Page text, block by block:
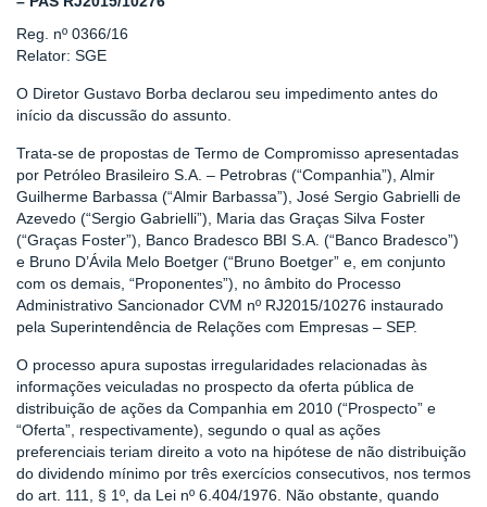
Reg. nº 0366/16
Relator: SGE
O Diretor Gustavo Borba declarou seu impedimento antes do
início da discussão do assunto.
Trata-se de propostas de Termo de Compromisso apresentadas
por Petróleo Brasileiro S.A. – Petrobras (“Companhia”), Almir
Guilherme Barbassa (“Almir Barbassa”), José Sergio Gabrielli de
Azevedo (“Sergio Gabrielli”), Maria das Graças Silva Foster
(“Graças Foster”), Banco Bradesco BBI S.A. (“Banco Bradesco”)
e Bruno D’Ávila Melo Boetger (“Bruno Boetger” e, em conjunto
com os demais, “Proponentes”), no âmbito do Processo
Administrativo Sancionador CVM nº RJ2015/10276 instaurado
pela Superintendência de Relações com Empresas – SEP.
O processo apura supostas irregularidades relacionadas às
informações veiculadas no prospecto da oferta pública de
distribuição de ações da Companhia em 2010 (“Prospecto” e
“Oferta”, respectivamente), segundo o qual as ações
preferenciais teriam direito a voto na hipótese de não distribuição
do dividendo mínimo por três exercícios consecutivos, nos termos
do art. 111, § 1º, da Lei nº 6.404/1976. Não obstante, quando